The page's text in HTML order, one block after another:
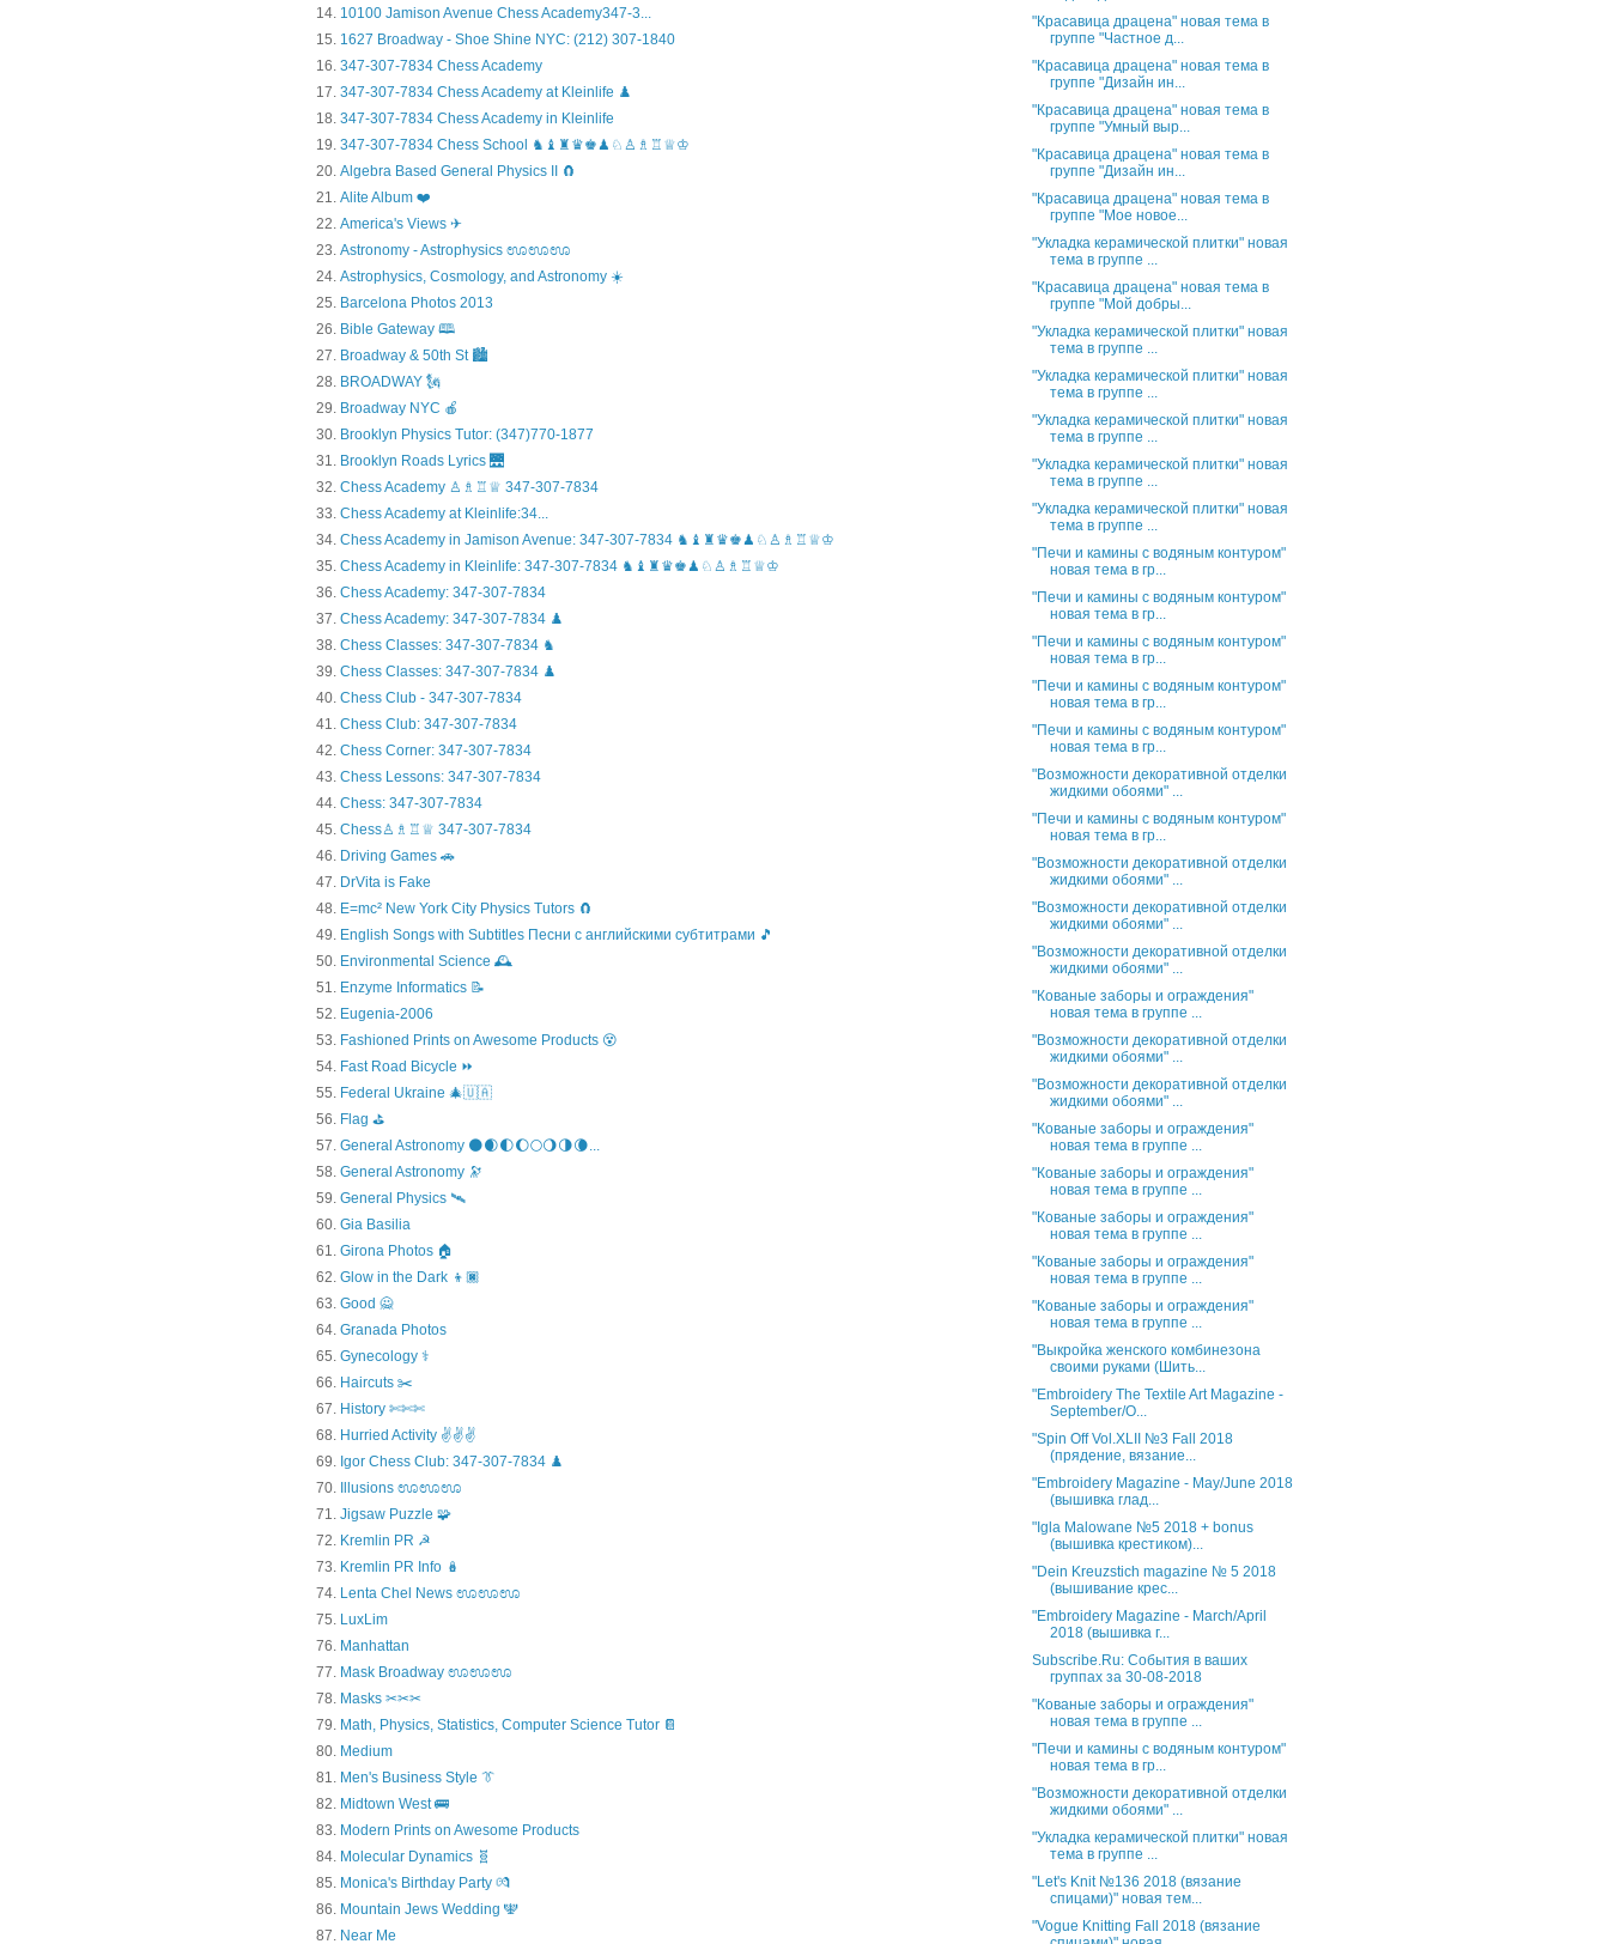
10100 Jamison Avenue Chess Academy347-3...
1627 Broadway - Shoe Shine NYC: (212) 307-1840
347-307-7834 Chess Academy
347-307-7834 Chess Academy at Kleinlife ♟️
347-307-7834 Chess Academy in Kleinlife
347-307-7834 Chess School ♞♝♜♛♚♟♘♙♗♖♕♔
Algebra Based General Physics II 🧲
Alite Album ❤️
America's Views ✈
Astronomy - Astrophysics ಊಊಊ
Astrophysics, Cosmology, and Astronomy ☀️
Barcelona Photos 2013
Bible Gateway 🕮
Broadway & 50th St 🏙️
BROADWAY 🗽
Broadway NYC 🍎
Brooklyn Physics Tutor: (347)770-1877
Brooklyn Roads Lyrics 🌉
Chess Academy ♙♗♖♕ 347-307-7834
Chess Academy at Kleinlife:34...
Chess Academy in Jamison Avenue: 347-307-7834 ♞♝♜♛♚♟♘♙♗♖♕♔
Chess Academy in Kleinlife: 347-307-7834 ♞♝♜♛♚♟♘♙♗♖♕♔
Chess Academy: 347-307-7834
Chess Academy: 347-307-7834 ♟️
Chess Classes: 347-307-7834 ♞
Chess Classes: 347-307-7834 ♟️
Chess Club - 347-307-7834
Chess Club: 347-307-7834
Chess Corner: 347-307-7834
Chess Lessons: 347-307-7834
Chess: 347-307-7834
Chess♙♗♖♕ 347-307-7834
Driving Games 🚗
DrVita is Fake
E=mc² New York City Physics Tutors 🧲
English Songs with Subtitles Песни с английскими субтитрами 🎵
Environmental Science 🕰️
Enzyme Informatics 📝
Eugenia-2006
Fashioned Prints on Awesome Products 😵
Fast Road Bicycle ⏩
Federal Ukraine 🎄🇺🇦
Flag ⛳
General Astronomy 🌑🌒🌓🌔🌕🌖🌗🌘...
General Astronomy 🔭
General Physics 🛰
Gia Basilia
Girona Photos 🏠
Glow in the Dark 👦🏿
Good 🙅
Granada Photos
Gynecology ⚕️
Haircuts ✂️
History ✄✄✄
Hurried Activity ✌✌✌
Igor Chess Club: 347-307-7834 ♟️
Illusions ಊಊಊ
Jigsaw Puzzle 🧩
Kremlin PR ☭
Kremlin PR Info 🪆
Lenta Chel News ಊಊಊ
LuxLim
Manhattan
Mask Broadway ಊಊಊ
Masks ✂✂✂
Math, Physics, Statistics, Computer Science Tutor 📔
Medium
Men's Business Style 👔
Midtown West 🚌
Modern Prints on Awesome Products
Molecular Dynamics 🧬
Monica's Birthday Party 💏
Mountain Jews Wedding 🕎
Near Me
"Красавица драцена" новая тема в
группе "Частное д...
"Красавица драцена" новая тема в
группе "Дизайн ин...
"Красавица драцена" новая тема в
группе "Умный выр...
"Красавица драцена" новая тема в
группе "Дизайн ин...
"Красавица драцена" новая тема в
группе "Мое новое...
"Укладка керамической плитки" новая
тема в группе ...
"Красавица драцена" новая тема в
группе "Мой добры...
"Укладка керамической плитки" новая
тема в группе ...
"Укладка керамической плитки" новая
тема в группе ...
"Укладка керамической плитки" новая
тема в группе ...
"Укладка керамической плитки" новая
тема в группе ...
"Укладка керамической плитки" новая
тема в группе ...
"Печи и камины с водяным контуром"
новая тема в гр...
"Печи и камины с водяным контуром"
новая тема в гр...
"Печи и камины с водяным контуром"
новая тема в гр...
"Печи и камины с водяным контуром"
новая тема в гр...
"Печи и камины с водяным контуром"
новая тема в гр...
"Возможности декоративной отделки
жидкими обоями" ...
"Печи и камины с водяным контуром"
новая тема в гр...
"Возможности декоративной отделки
жидкими обоями" ...
"Возможности декоративной отделки
жидкими обоями" ...
"Возможности декоративной отделки
жидкими обоями" ...
"Кованые заборы и ограждения"
новая тема в группе ...
"Возможности декоративной отделки
жидкими обоями" ...
"Возможности декоративной отделки
жидкими обоями" ...
"Кованые заборы и ограждения"
новая тема в группе ...
"Кованые заборы и ограждения"
новая тема в группе ...
"Кованые заборы и ограждения"
новая тема в группе ...
"Кованые заборы и ограждения"
новая тема в группе ...
"Кованые заборы и ограждения"
новая тема в группе ...
"Выкройка женского комбинезона
своими руками (Шить...
"Embroidery The Textile Art Magazine -
September/O...
"Spin Off Vol.XLII №3 Fall 2018
(прядение, вязание...
"Embroidery Magazine - May/June 2018
(вышивка глад...
"Igla Malowane №5 2018 + bonus
(вышивка крестиком)...
"Dein Kreuzstich magazine № 5 2018
(вышивание крес...
"Embroidery Magazine - March/April
2018 (вышивка г...
Subscribe.Ru: События в ваших
группах за 30-08-2018
"Кованые заборы и ограждения"
новая тема в группе ...
"Печи и камины с водяным контуром"
новая тема в гр...
"Возможности декоративной отделки
жидкими обоями" ...
"Укладка керамической плитки" новая
тема в группе ...
"Let's Knit №136 2018 (вязание
спицами)" новая тем...
"Vogue Knitting Fall 2018 (вязание